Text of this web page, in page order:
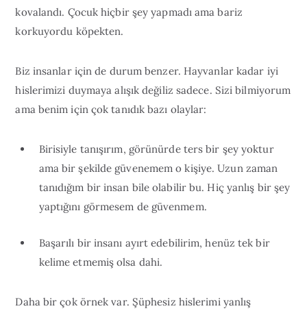
kovalandı. Çocuk hiçbir şey yapmadı ama bariz
korkuyordu köpekten.
Biz insanlar için de durum benzer. Hayvanlar kadar iyi
hislerimizi duymaya alışık değiliz sadece. Sizi bilmiyorum
ama benim için çok tanıdık bazı olaylar:
Birisiyle tanışırım, görünürde ters bir şey yoktur
ama bir şekilde güvenemem o kişiye. Uzun zaman
tanıdığım bir insan bile olabilir bu. Hiç yanlış bir şey
yaptığını görmesem de güvenmem.
Başarılı bir insanı ayırt edebilirim, henüz tek bir
kelime etmemiş olsa dahi.
Daha bir çok örnek var. Şüphesiz hislerimi yanlış